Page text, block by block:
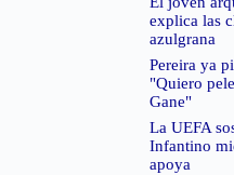
explica las
azulgrana
Pereira ya
"Quiero
Gane"
La UEFA
Infantino
apoya